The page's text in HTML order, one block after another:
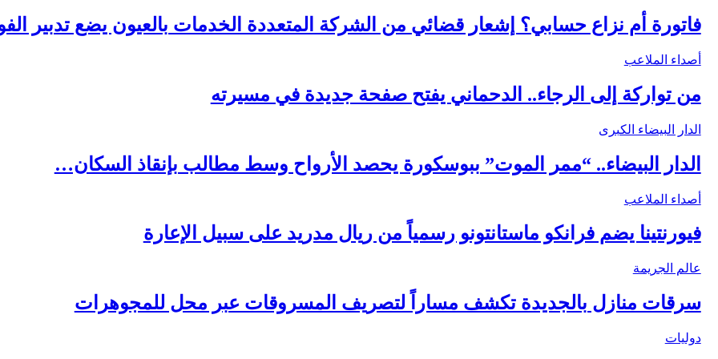
فاتورة أم نزاع حسابي؟ إشعار قضائي من الشركة المتعددة الخدمات بالعيون يضع تدبير
أصداء الملاعب
من تواركة إلى الرجاء.. الدحماني يفتح صفحة جديدة في مسيرته
الدار البيضاء الكبرى
الدار البيضاء.. “ممر الموت” ببوسكورة يحصد الأرواح وسط مطالب بإنقاذ السكان…
أصداء الملاعب
فيورنتينا يضم فرانكو ماستانتونو رسمياً من ريال مدريد على سبيل الإعارة
عالم الجريمة
سرقات منازل بالجديدة تكشف مساراً لتصريف المسروقات عبر محل للمجوهرات
دوليات